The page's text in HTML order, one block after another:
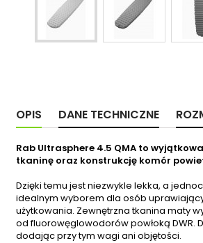
OPIS DANE TECHNICZNE
Rab Ultrasphere 4.5 QMA to
tkaninę oraz konstrukcję komór
Dzięki temu jest niezwykle lekka, a
idealnym wyborem dla osób
użytkowania. Zewnętrzna tkanina maty
od fluorowęglowodorów powłoką DWR.
dodając przy tym wagi ani objętości.